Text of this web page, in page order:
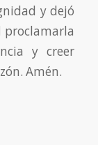
y dejó
proclamarla
y creer
Amén.